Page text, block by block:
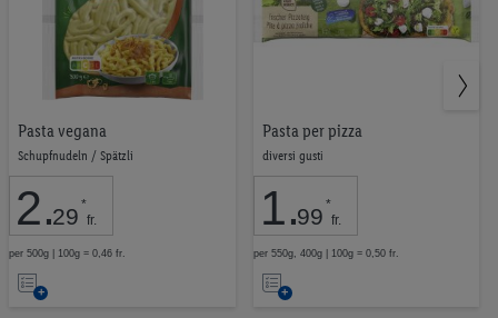
Pasta vegana
Schupfnudeln / Spätzli
2.29 *
fr.
per 500g | 100g = 0,46 fr.
Nell’elenco
Pasta per pizza
diversi gusti
1.99 *
fr.
per 550g, 400g | 100g = 0,50 fr.
Nell’elenco